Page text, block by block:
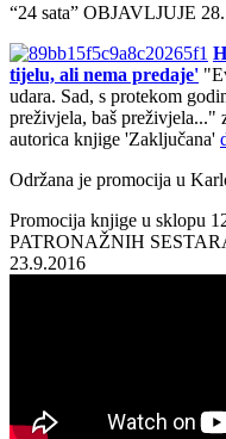
“24 sata” OBJAVLJUJE
tijelu, ali nema predaje'
udara. Sad, s protekom
preživjela, baš preživjela..."
autorica knjige 'Zaključana'
Održana je promocija u
Promocija knjige u sklopu
PATRONAŽNIH
23.9.2016